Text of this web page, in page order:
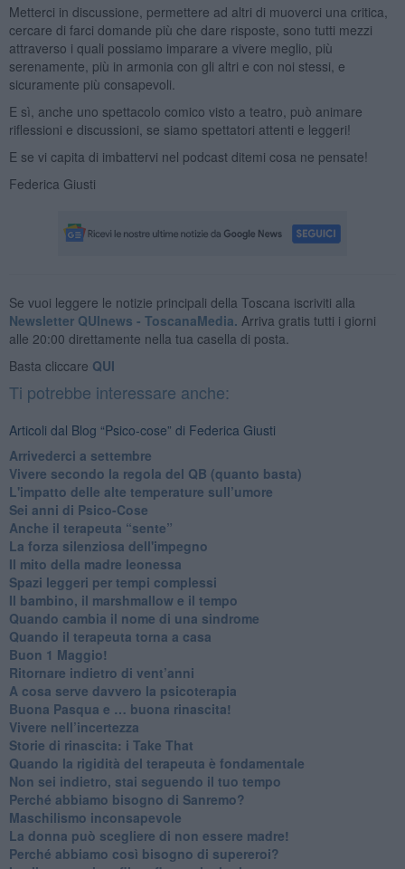
Metterci in discussione, permettere ad altri di muoverci una critica,
cercare di farci domande più che dare risposte, sono tutti mezzi
attraverso i quali possiamo imparare a vivere meglio, più
serenamente, più in armonia con gli altri e con noi stessi, e
sicuramente più consapevoli.
E sì, anche uno spettacolo comico visto a teatro, può animare
riflessioni e discussioni, se siamo spettatori attenti e leggeri!
E se vi capita di imbattervi nel podcast ditemi cosa ne pensate!
Federica Giusti
Se vuoi leggere le notizie principali della Toscana iscriviti alla
Newsletter QUInews - ToscanaMedia. Arriva gratis tutti i giorni
alle 20:00 direttamente nella tua casella di posta.
Basta cliccare QUI
Ti potrebbe interessare anche:
Articoli dal Blog “Psico-cose” di Federica Giusti
​Arrivederci a settembre
​Vivere secondo la regola del QB (quanto basta)
​L'impatto delle alte temperature sull’umore
Sei anni di Psico-Cose
​Anche il terapeuta “sente”
​La forza silenziosa dell'impegno
​Il mito della madre leonessa
Spazi leggeri per tempi complessi
Il bambino, il marshmallow e il tempo
​Quando cambia il nome di una sindrome
​Quando il terapeuta torna a casa
​Buon 1 Maggio!
Ritornare indietro di vent’anni
​A cosa serve davvero la psicoterapia
​Buona Pasqua e … buona rinascita!
​Vivere nell’incertezza
​Storie di rinascita: i Take That
​Quando la rigidità del terapeuta è fondamentale
​Non sei indietro, stai seguendo il tuo tempo
​Perché abbiamo bisogno di Sanremo?
​Maschilismo inconsapevole
​La donna può scegliere di non essere madre!
​Perché abbiamo così bisogno di supereroi?